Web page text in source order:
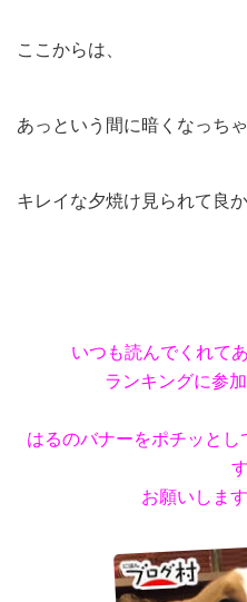
ここからは、
あっという間に暗くなっちゃ
キレイな夕焼け見られて良
いつも読んでくれて
ランキングに参
はるのバナーをポチッと